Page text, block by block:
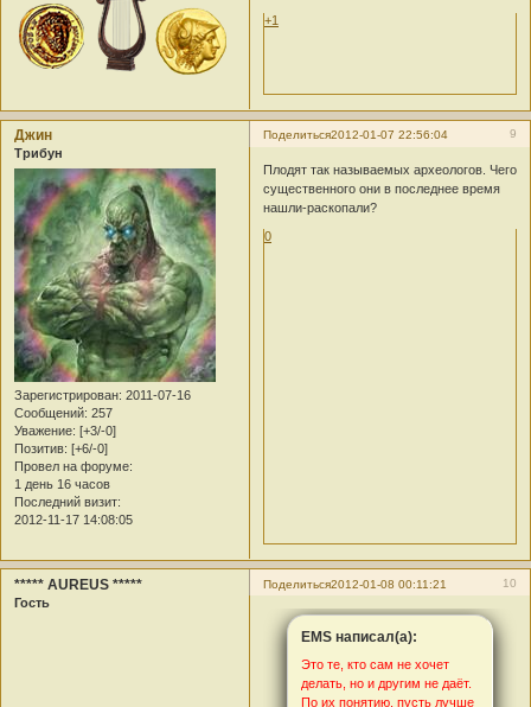
+1
Поделиться 9
2012-01-07 22:56:04
Джин
Трибун
Зарегистрирован: 2011-07-16
Сообщений: 257
Уважение: [+3/-0]
Позитив: [+6/-0]
Провел на форуме:
1 день 16 часов
Последний визит:
2012-11-17 14:08:05
Плодят так называемых археологов. Чего
существенного они в последнее время
нашли-раскопали?
0
Поделиться 10
2012-01-08 00:11:21
***** AUREUS *****
Гость
EMS написал(а):
Это те, кто сам не хочет
делать, но и другим не даёт.
По их понятию, пусть лучше